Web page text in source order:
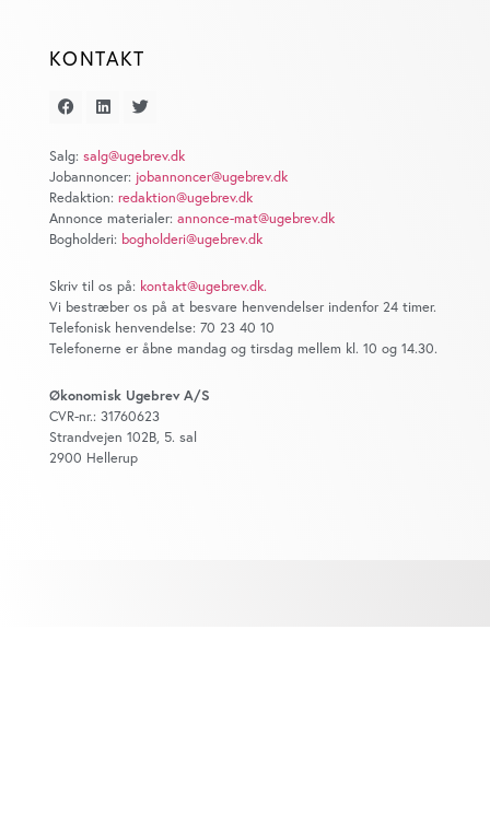
KONTAKT
Salg: salg@ugebrev.dk
Jobannoncer: jobannoncer@ugebrev.dk
Redaktion: redaktion@ugebrev.dk
Annonce materialer: annonce-mat@ugebrev.dk
Bogholderi: bogholderi@ugebrev.dk
Skriv til os på: kontakt@ugebrev.dk.
Vi bestræber os på at besvare henvendelser indenfor 24 timer.
Telefonisk henvendelse: 70 23 40 10
Telefonerne er åbne mandag og tirsdag mellem kl. 10 og 14.30.
Økonomisk Ugebrev A/S
CVR-nr.: 31760623
Strandvejen 102B, 5. sal
2900 Hellerup